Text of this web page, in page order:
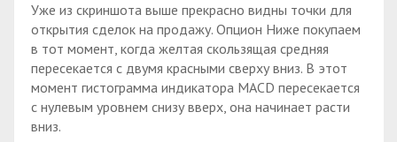
Уже из скриншота выше прекрасно видны точки для
открытия сделок на продажу. Опцион Ниже покупаем
в тот момент, когда желтая скользящая средняя
пересекается с двумя красными сверху вниз. В этот
момент гистограмма индикатора MACD пересекается
с нулевым уровнем снизу вверх, она начинает расти
вниз.